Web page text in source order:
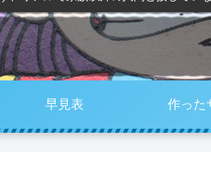
早見表 作った